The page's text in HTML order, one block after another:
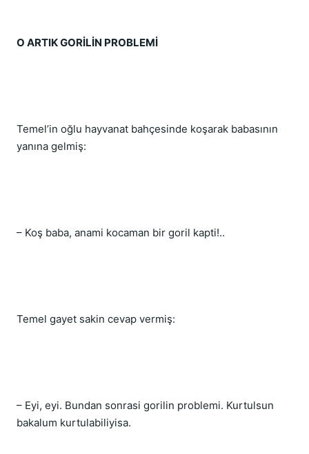
O ARTIK GORİLİN PROBLEMİ
Temel’in oğlu hayvanat bahçesinde koşarak babasının
yanına gelmiş:
– Koş baba, anami kocaman bir goril kapti!..
Temel gayet sakin cevap vermiş:
– Eyi, eyi. Bundan sonrasi gorilin problemi. Kurtulsun
bakalum kurtulabiliyisa.